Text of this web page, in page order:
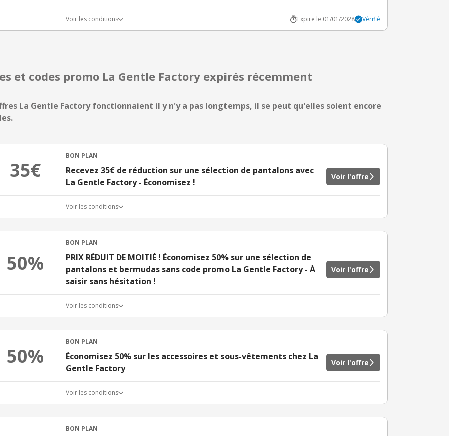
Voir les conditions Expire le 01/01/2028 Vérifié
et codes promo La Gentle Factory expirés récemment
La Gentle Factory fonctionnaient il y n'y a pas longtemps, il se peut qu'elles soient encore
35€
BON PLAN
Recevez 35€ de réduction sur une sélection de pantalons avec
La Gentle Factory - Économisez !
Voir l'offre
Voir les conditions
50%
BON PLAN
PRIX RÉDUIT DE MOITIÉ ! Économisez 50% sur une sélection de
pantalons et bermudas sans code promo La Gentle Factory - À
saisir sans hésitation !
Voir l'offre
Voir les conditions
50%
BON PLAN
Économisez 50% sur les accessoires et sous-vêtements chez La
Gentle Factory
Voir l'offre
Voir les conditions
BON PLAN